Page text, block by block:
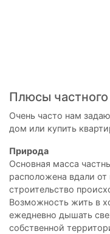
Плюсы
Очень часто нам
дом или купить
Природа
Основная масса
расположена вдали от
строительство
Возможность жить в
ежедневно дышать
собственной